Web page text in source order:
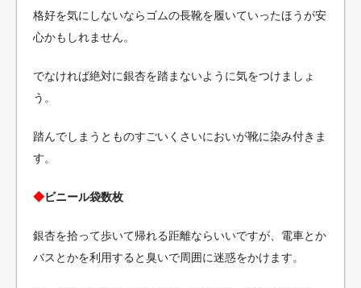
格好を気にしないならゴムの長靴を履いていったほうが安
心かもしれません。
でなければ絶対に銀杏を踏まないように気をつけましょ
う。
踏んでしまうとものすごいくさいにおいが靴に染み付きま
す。
◆ビニール袋数枚
銀杏を拾って歩いて帰れる距離ならいいですが、電車とか
バスとかを利用すると臭いで周囲に迷惑をかけます。